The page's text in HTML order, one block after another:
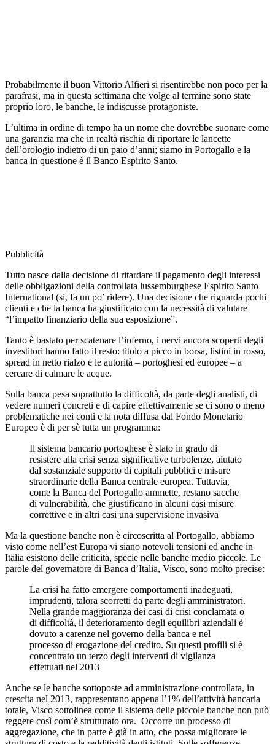
Probabilmente il buon Vittorio Alfieri si risentirebbe non poco per la
parafrasi, ma in questa settimana che volge al termine sono state
proprio loro, le banche, le indiscusse protagoniste.
L’ultima in ordine di tempo ha un nome che dovrebbe suonare come
una garanzia ma che in realtà rischia di riportare le lancette
dell’orologio indietro di un paio d’anni; siamo in Portogallo e la
banca in questione è il Banco Espirito Santo.
Pubblicità
Tutto nasce dalla decisione di ritardare il pagamento degli interessi
delle obbligazioni della controllata lussemburghese Espirito Santo
International (si, fa un po’ ridere). Una decisione che riguarda pochi
clienti e che la banca ha giustificato con la necessità di valutare
“l’impatto finanziario della sua esposizione”.
Tanto è bastato per scatenare l’inferno, i nervi ancora scoperti degli
investitori hanno fatto il resto: titolo a picco in borsa, listini in rosso,
spread in netto rialzo e le autorità – portoghesi ed europee – a
cercare di calmare le acque.
Sulla banca pesa soprattutto la difficoltà, da parte degli analisti, di
vedere numeri concreti e di capire effettivamente se ci sono o meno
problematiche nei conti e la nota diffusa dal Fondo Monetario
Europeo è di per sè tutta un programma:
Il sistema bancario portoghese è stato in grado di
resistere alla crisi senza significative turbolenze, aiutato
dal sostanziale supporto di capitali pubblici e misure
straordinarie della Banca centrale europea. Tuttavia,
come la Banca del Portogallo ammette, restano sacche
di vulnerabilità, che giustificano in alcuni casi misure
correttive e in altri casi una supervisione invasiva
Ma la questione banche non è circoscritta al Portogallo, abbiamo
visto come nell’est Europa vi siano notevoli tensioni ed anche in
Italia esistono delle criticità, specie nelle banche medio piccole. Le
parole del governatore di Banca d’Italia, Visco, sono molto precise:
La crisi ha fatto emergere comportamenti inadeguati,
imprudenti, talora scorretti da parte degli amministratori.
Nella grande maggioranza dei casi di crisi conclamata o
di difficoltà, il deterioramento degli equilibri aziendali è
dovuto a carenze nel governo della banca e nel
processo di erogazione del credito. Su questi profili si è
concentrato un terzo degli interventi di vigilanza
effettuati nel 2013
Anche se le banche sottoposte ad amministrazione controllata, in
crescita nel 2013, rappresentano appena l’1% dell’attività bancaria
totale, Visco sottolinea come il sistema delle piccole banche non può
reggere così com’è strutturato ora. Occorre un processo di
aggregazione, che in parte è già in atto, che possa migliorare le